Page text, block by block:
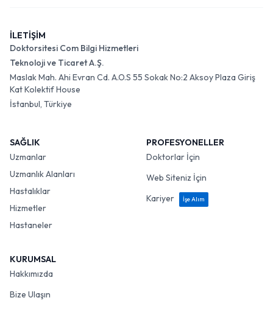
İLETİŞİM
Doktorsitesi Com Bilgi Hizmetleri
Teknoloji ve Ticaret A.Ş.
Maslak Mah. Ahi Evran Cd. A.O.S 55 Sokak No:2 Aksoy Plaza Giriş
Kat Kolektif House
İstanbul, Türkiye
SAĞLIK
Uzmanlar
Uzmanlık Alanları
Hastalıklar
Hizmetler
Hastaneler
PROFESYONELLER
Doktorlar İçin
Web Siteniz İçin
Kariyer
İşe Alım
KURUMSAL
Hakkımızda
Bize Ulaşın